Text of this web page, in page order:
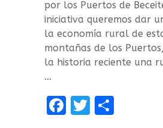
por los Puertos de
iniciativa queremos dar
la economía rural de
montañas de los
la historia reciente una
…
F
T